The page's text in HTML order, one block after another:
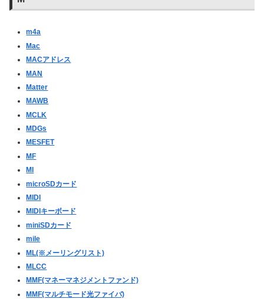
m4a
Mac
MACアドレス
MAN
Matter
MAWB
MCLK
MDGs
MESFET
MF
MI
microSDカード
MIDI
MIDIキーボード
miniSDカード
mile
ML(※メーリングリスト)
MLCC
MMF(マネーマネジメントファンド)
MMF(マルチモード光ファイバ)